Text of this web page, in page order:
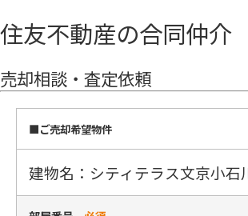
住友不動産の合同仲介
売却相談・査定依頼
■ご売却希望物件
建物名：シティテラス文京小石